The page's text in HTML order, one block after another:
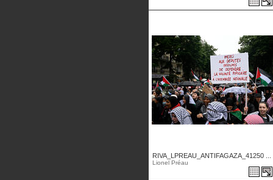
RIVA_LPREAU_ANTIFAGAZA_41250 ...
Lionel Préau